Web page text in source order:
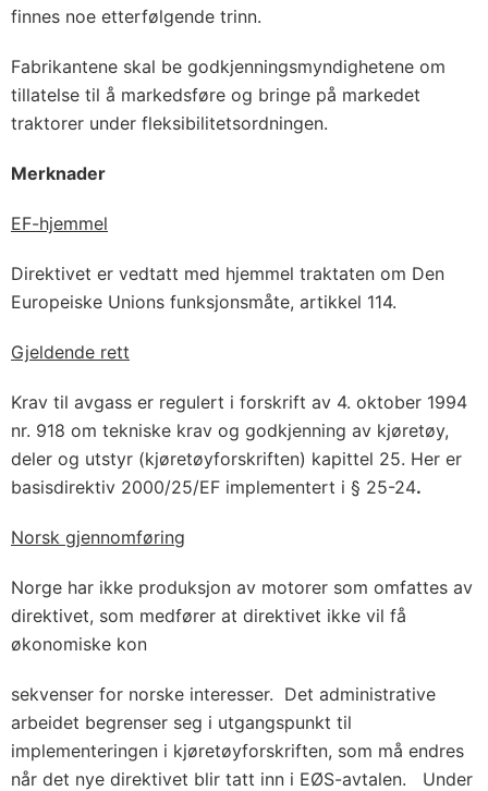
finnes noe etterfølgende trinn.
Fabrikantene skal be godkjenningsmyndighetene om
tillatelse til å markedsføre og bringe på markedet
traktorer under fleksibilitetsordningen.
Merknader
EF-hjemmel
Direktivet er vedtatt med hjemmel traktaten om Den
Europeiske Unions funksjonsmåte, artikkel 114.
Gjeldende rett
Krav til avgass er regulert i forskrift av 4. oktober 1994
nr. 918 om tekniske krav og godkjenning av kjøretøy,
deler og utstyr (kjøretøyforskriften) kapittel 25. Her er
basisdirektiv 2000/25/EF implementert i § 25-24.
Norsk gjennomføring
Norge har ikke produksjon av motorer som omfattes av
direktivet, som medfører at direktivet ikke vil få
økonomiske kon
sekvenser for norske interesser. Det administrative
arbeidet begrenser seg i utgangspunkt til
implementeringen i kjøretøyforskriften, som må endres
når det nye direktivet blir tatt inn i EØS-avtalen. Under